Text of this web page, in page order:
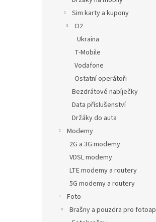
Sim karty a kupony
O2
Ukraina
T-Mobile
Vodafone
Ostatní operátoři
Bezdrátové nabíječky
Data příslušenství
Držáky do auta
Modemy
2G a 3G modemy
VDSL modemy
LTE modemy a routery
5G modemy a routery
Foto
Brašny a pouzdra pro